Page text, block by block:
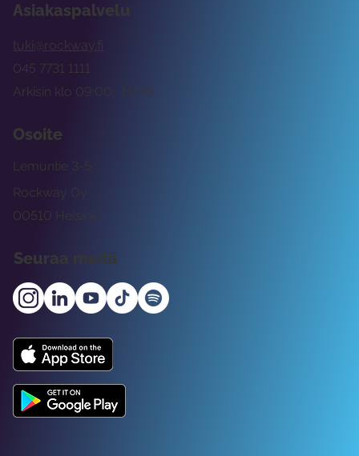
Asiakaspalvelu
tuki@rockway.fi
Arkisin klo 09:00 -15:00
045 7731 1111
Osoite
Rockway Oy
Lemuntie 3-5
00510 Helsinki
Seuraa meitä